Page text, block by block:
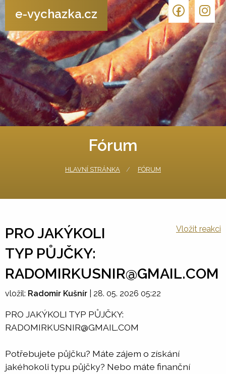
e-vychazka.cz
Fórum
HLAVNÍ STRÁNKA FÓRUM
PRO JAKÝKOLI
TYP PŮJČKY:
RADOMIRKUSNIR@GMAIL.COM
Vložit reakci
vložil: Radomir Kušnír 28. 05. 2026 05:22
PRO JAKÝKOLI TYP PŮJČKY:
RADOMIRKUSNIR@GMAIL.COM
Potřebujete půjčku? Máte zájem o získání
jakéhokoli typu půjčky? Nebo máte finanční